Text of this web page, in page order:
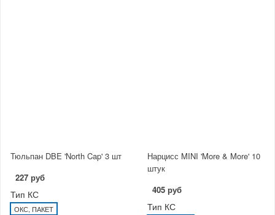
Тюльпан DBE 'North Cap' 3 шт
227 руб
Тип КС
ОКС, ПАКЕТ
Нарцисс MINI 'More & More' 10
штук
405 руб
Тип КС